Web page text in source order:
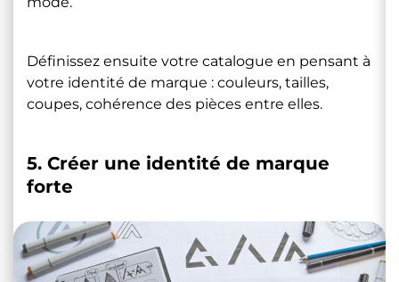
Définissez ensuite votre catalogue en pensant à
votre identité de marque : couleurs, tailles,
coupes, cohérence des pièces entre elles.
5. Créer une identité de marque
forte